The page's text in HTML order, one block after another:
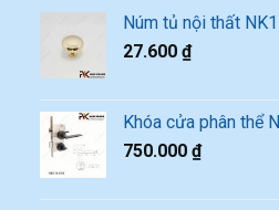
Núm tủ nội thất
27.600 ₫
Khóa cửa phân thể
750.000 ₫